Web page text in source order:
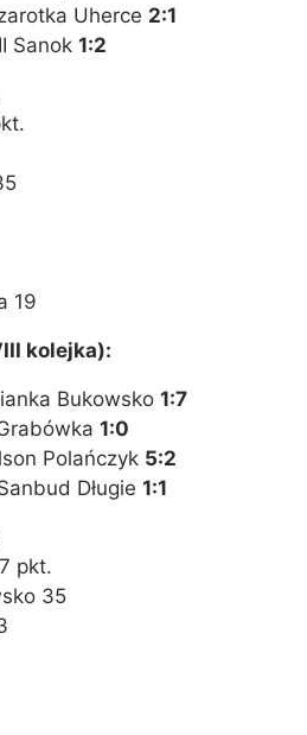
Uherce 2:1
Sanok 1:2
19
kolejka):
Bukowsko 1:7
1:0
Polańczyk 5:2
Długie 1:1
pkt.
35